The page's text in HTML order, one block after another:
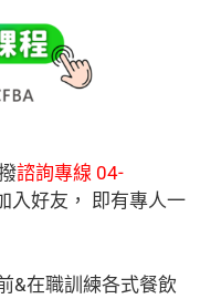
諮詢專線 04-
入好友， 即有專人一
&在職訓練各式餐飲